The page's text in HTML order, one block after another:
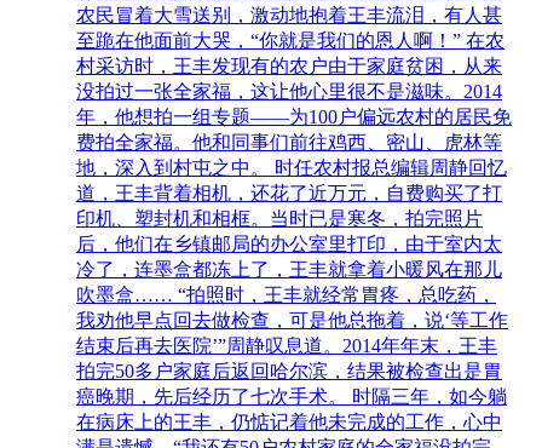
农民冒着大雪送别，激动地抱着王丰流泪，有人甚
至跪在他面前大哭，“你就是我们的恩人啊！” 在农
村采访时，王丰发现有的农户由于家庭贫困，从来
没拍过一张全家福，这让他心里很不是滋味。2014
年，他想拍一组专题——为100户偏远农村的居民免
费拍全家福。他和同事们前往鸡西、密山、虎林等
地，深入到村屯之中。 时任农村报总编辑周静回忆
道，王丰背着相机，还花了近万元，自费购买了打
印机、塑封机和相框。当时已是寒冬，拍完照片
后，他们在乡镇邮局的办公室里打印，由于室内太
冷了，连墨盒都冻上了，王丰就拿着小暖风在那儿
吹墨盒…… “拍照时，王丰就经常胃疼，总吃药，
我劝他早点回去做检查，可是他总拖着，说‘等工作
结束后再去医院’”周静叹息道。2014年年末，王丰
拍完50多户家庭后返回哈尔滨，结果被检查出是胃
癌晚期，先后经历了七次手术。 时隔三年，如今躺
在病床上的王丰，仍惦记着他未完成的工作，心中